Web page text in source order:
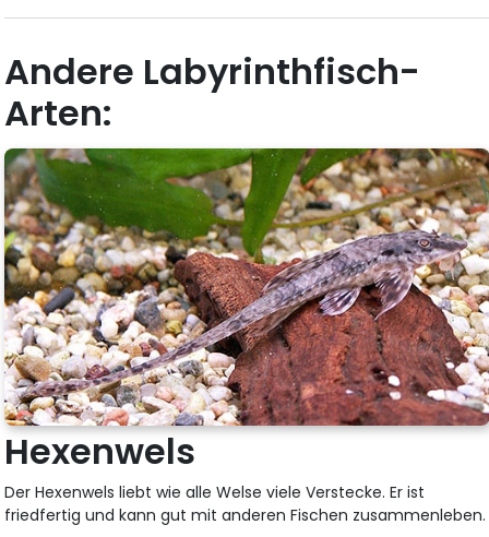
Andere Labyrinthfisch-
Arten:
Hexenwels
Der Hexenwels liebt wie alle Welse viele Verstecke. Er ist
friedfertig und kann gut mit anderen Fischen zusammenleben.